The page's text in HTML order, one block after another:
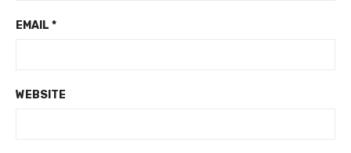
EMAIL *
WEBSITE